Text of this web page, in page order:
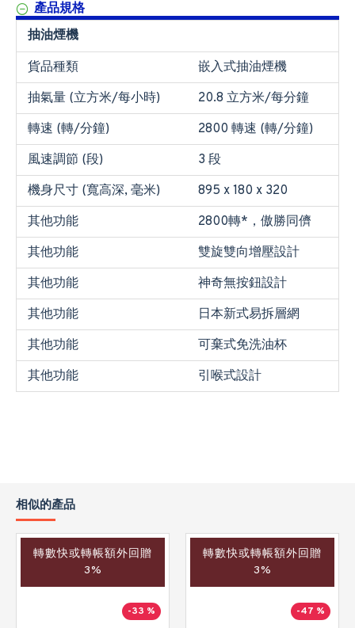
產品規格
抽油煙機
貨品種類
嵌入式抽油煙機
抽氣量 (立方米/每小時)
20.8 立方米/每分鐘
轉速 (轉/分鐘)
2800 轉速 (轉/分鐘)
風速調節 (段)
3 段
機身尺寸 (寬高深, 毫米)
895 x 180 x 320
其他功能
2800轉*，傲勝同儕
其他功能
雙旋雙向增壓設計
其他功能
神奇無按鈕設計
其他功能
日本新式易拆層網
其他功能
可棄式免洗油杯
其他功能
引喉式設計
相似的產品
轉數快或轉帳額外回贈
3%
-33 %
轉數快或轉帳額外回贈
3%
-47 %